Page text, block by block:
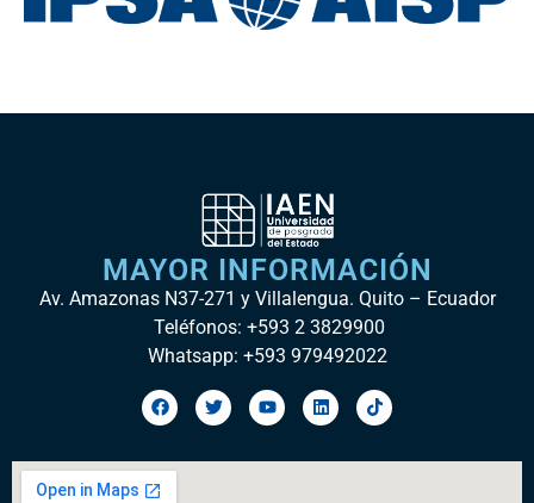
MAYOR INFORMACIÓN
Av. Amazonas N37-271 y Villalengua. Quito – Ecuador
Teléfonos: +593 2 3829900
Whatsapp: +593 979492022